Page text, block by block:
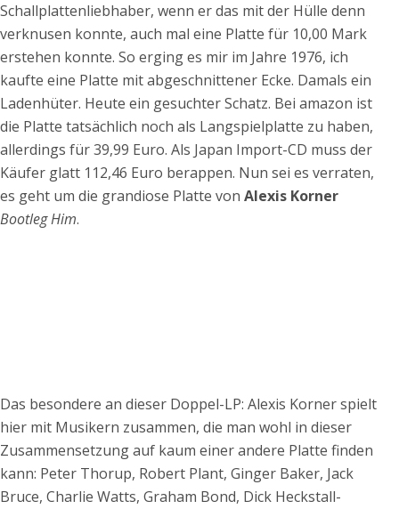
Schallplattenliebhaber, wenn er das mit der Hülle denn
verknusen konnte, auch mal eine Platte für 10,00 Mark
erstehen konnte. So erging es mir im Jahre 1976, ich
kaufte eine Platte mit abgeschnittener Ecke. Damals ein
Ladenhüter. Heute ein gesuchter Schatz. Bei amazon ist
die Platte tatsächlich noch als Langspielplatte zu haben,
allerdings für 39,99 Euro. Als Japan Import-CD muss der
Käufer glatt 112,46 Euro berappen. Nun sei es verraten,
es geht um die grandiose Platte von Alexis Korner
Bootleg Him.
Das besondere an dieser Doppel-LP: Alexis Korner spielt
hier mit Musikern zusammen, die man wohl in dieser
Zusammensetzung auf kaum einer andere Platte finden
kann: Peter Thorup, Robert Plant, Ginger Baker, Jack
Bruce, Charlie Watts, Graham Bond, Dick Heckstall-